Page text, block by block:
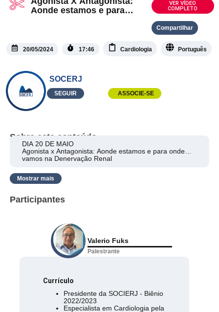
Aonde estamos e para
VER VÍDEO
COMPLETO
Compartilhar
20/05/2024 17:46 Cardiologia Português
SOCERJ
SEGUIR ASSOCIE-SE
Sobre este conteúdo
DIA 20 DE MAIO
Agonista x Antagonista: Aonde estamos e para onde
vamos na Denervação Renal
AGONISTA: Dr. Valerio Fuks ✅
ANTAGONISTA: Dra. Elizabeth Muxfeldt ✅
Mostrar mais
Participantes
Valerio Fuks
Palestrante
Currículo
Presidente da SOCIERJ - Biênio
2022/2023
Especialista em Cardiologia pela